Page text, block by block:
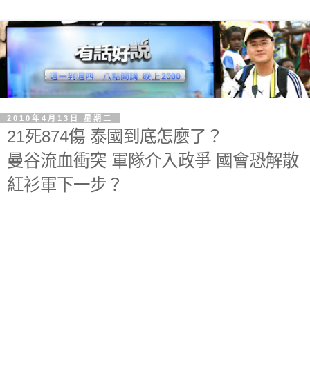
2010年4月13日 星期二
21死874傷 泰國到底怎麼了？
曼谷流血衝突 軍隊介入政爭 國會恐解散
紅衫軍下一步？